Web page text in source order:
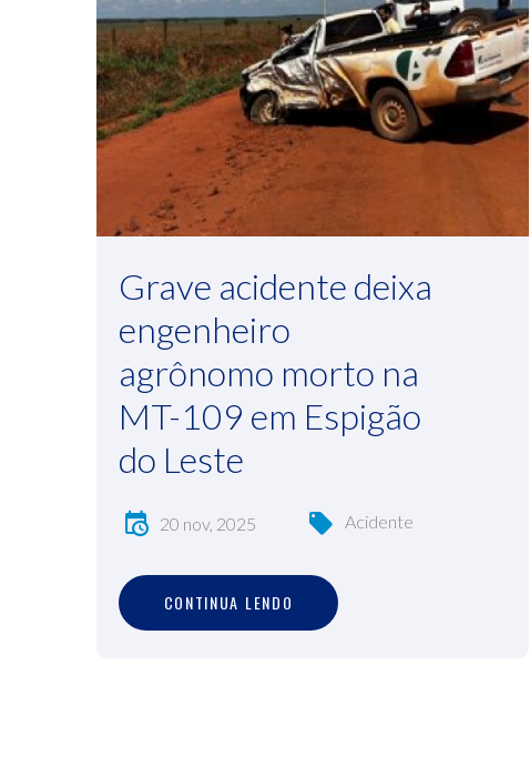
Grave acidente deixa
engenheiro
agrônomo morto na
MT-109 em Espigão
do Leste
20 nov, 2025 Acidente
CO NTINUA L END O
CONTINUA LENDO